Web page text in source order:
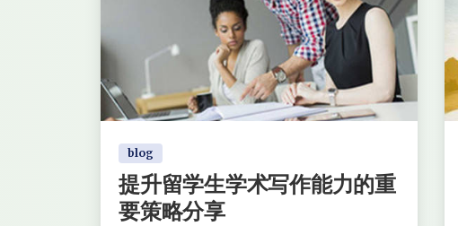
blog
提升留学生学术写作能力的重
要策略分享